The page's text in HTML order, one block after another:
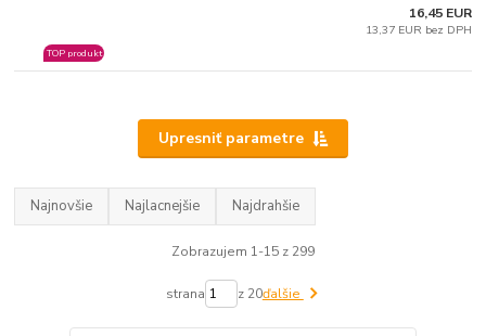
TOP produkt
16,45 EUR
13,37 EUR bez DPH
Upresniť parametre
Najnovšie Najlacnejšie Najdrahšie
Zobrazujem 1-15 z 299
strana z 20ďalšie